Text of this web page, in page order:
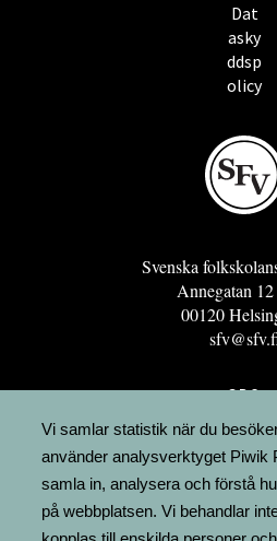
Dat
asky
ddsp
olicy
Svenska
Annegatan
00120
GRO
Vi samlar statistik när du
använder analysverktyget Piwik
samla in, analysera och förstå
på webbplatsen. Vi behandlar